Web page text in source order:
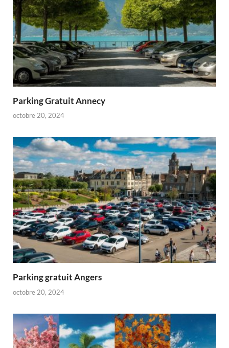
Parking Gratuit Annecy
octobre 20, 2024
Parking gratuit Angers
octobre 20, 2024